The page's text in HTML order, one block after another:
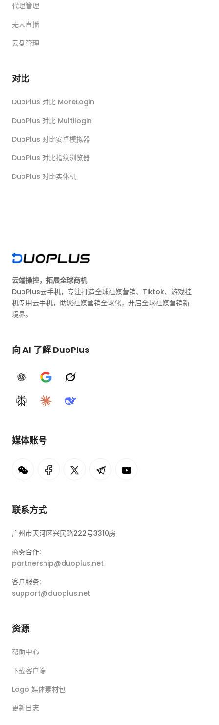
代理管理
无人直播
云盘管理
对比
DuoPlus 对比 MoreLogin
DuoPlus 对比 Multilogin
DuoPlus 对比安卓模拟器
DuoPlus 对比指纹浏览器
DuoPlus 对比实体机
云端操控，拓展全球商机
DuoPlus云手机，专注打造全球社媒营销、Tiktok、游戏挂
机专用云手机，助您社媒营销全球化，开启全球社媒营销新
境界。
向 AI 了解 DuoPlus
ChatGPTGoogle AIGrok
PerplexityClaudeDeepSeek
媒体账号
联系方式
广州市天河区兴民路222号3310房
商务合作:
partnership@duoplus.net
客户服务:
support@duoplus.net
资源
帮助中心
下载客户端
Logo 媒体素材包
更新日志